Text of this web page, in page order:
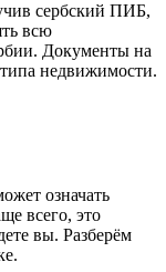
сербский ПИБ,
всю
Документы на
типа недвижимости.
означать
всего, это
вы. Разберём